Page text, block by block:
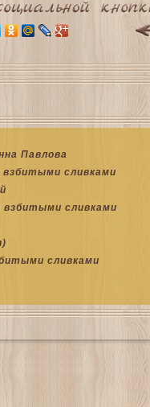
Павлова
сливками
сливками
сливками